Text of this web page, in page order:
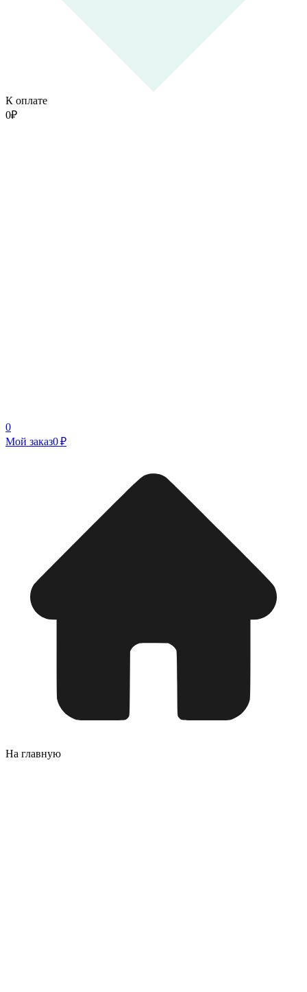
К оплате
0₽
0
Мой заказ0 ₽
На главную